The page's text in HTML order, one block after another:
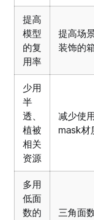
提高
模型
的复
用率
提高场
装饰的
少用
半
透、
植被
相关
资源
减少使
mask材
多用
低面
数的
三角面